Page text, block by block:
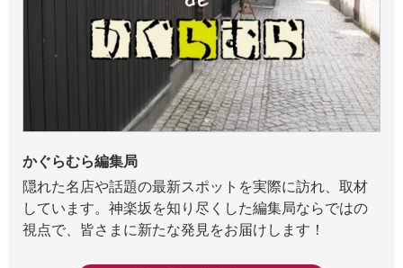
かぐらむら編集局
隠れた名店や話題の最新スポットを実際に訪れ、取材
しています。神楽坂を知り尽くした編集局ならではの
視点で、皆さまに新たな発見をお届けします！